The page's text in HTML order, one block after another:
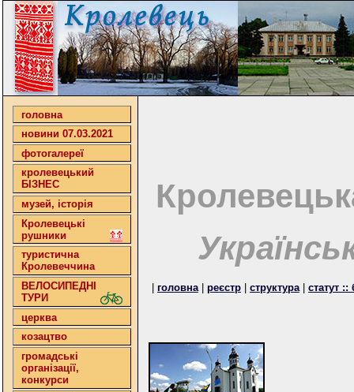
головна
новини 07.03.2021
фотогалереї
кролевецький
БІЗНЕС
музей, історія
Кролевецькі
рушники
туристична
Кролевеччина
ВЕЛОСИПЕДНІ
ТУРИ
церква
козацтво
громадські
організації,
конкурси
головна реєстр структура статут